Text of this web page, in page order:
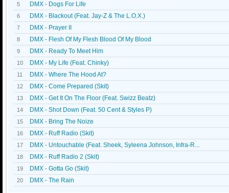
5 DMX - Dogs For Life
6 DMX - Blackout (Feat. Jay-Z & The L.O.X.)
7 DMX - Prayer II
8 DMX - Flesh Of My Flesh Blood Of My Blood
9 DMX - Ready To Meet Him
10 DMX - My Life (Feat. Chinky)
11 DMX - Where The Hood At?
12 DMX - Come Prepared (Skit)
13 DMX - Get It On The Floor (Feat. Swizz Beatz)
14 DMX - Shot Down (Feat. 50 Cent & Styles P)
15 DMX - Bring The Noize
16 DMX - Ruff Radio (Skit)
17 DMX - Untouchable (Feat. Sheek, Syleena Johnson, Infra-R...
18 DMX - Ruff Radio 2 (Skit)
19 DMX - Gotta Go (Skit)
20 DMX - The Rain